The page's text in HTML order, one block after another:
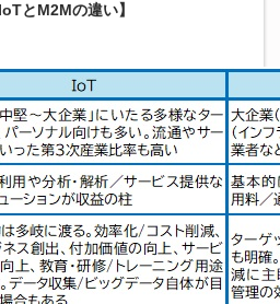
とM2Mの違い】